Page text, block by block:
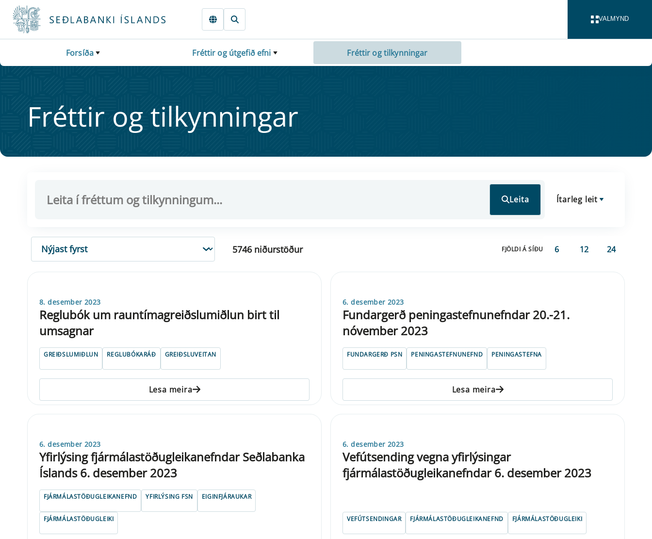
Fara beint í Meginmál
VALMYND
Forsíða Fréttir og útgefið efni Fréttir og tilkynningar
Frétt­ir og til­kynn­ing­ar
Leita Ítarleg leit
RÖÐUN
5746 niðurstöður FJÖLDI Á SÍÐU 6 12 24
8. desember 2023
Reglubók um rauntímagreiðslumiðlun birt til
umsagnar
GREIÐSLUMIÐLUN REGLUBÓKARÁÐ GREIÐSLUVEITAN
Lesa meira
6. desember 2023
Fundargerð peningastefnunefndar 20.-21.
nóvember 2023
FUNDARGERÐ PSN PENINGASTEFNUNEFND PENINGASTEFNA
Lesa meira
6. desember 2023
Yfirlýsing fjármálastöðugleikanefndar Seðlabanka
Íslands 6. desember 2023
FJÁRMÁLASTÖÐUGLEIKANEFND YFIRLÝSING FSN EIGINFJÁRAUKAR
FJÁRMÁLASTÖÐUGLEIKI
6. desember 2023
Vefútsending vegna yfirlýsingar
fjármálastöðugleikanefndar 6. desember 2023
VEFÚTSENDINGAR FJÁRMÁLASTÖÐUGLEIKANEFND FJÁRMÁLASTÖÐUGLEIKI